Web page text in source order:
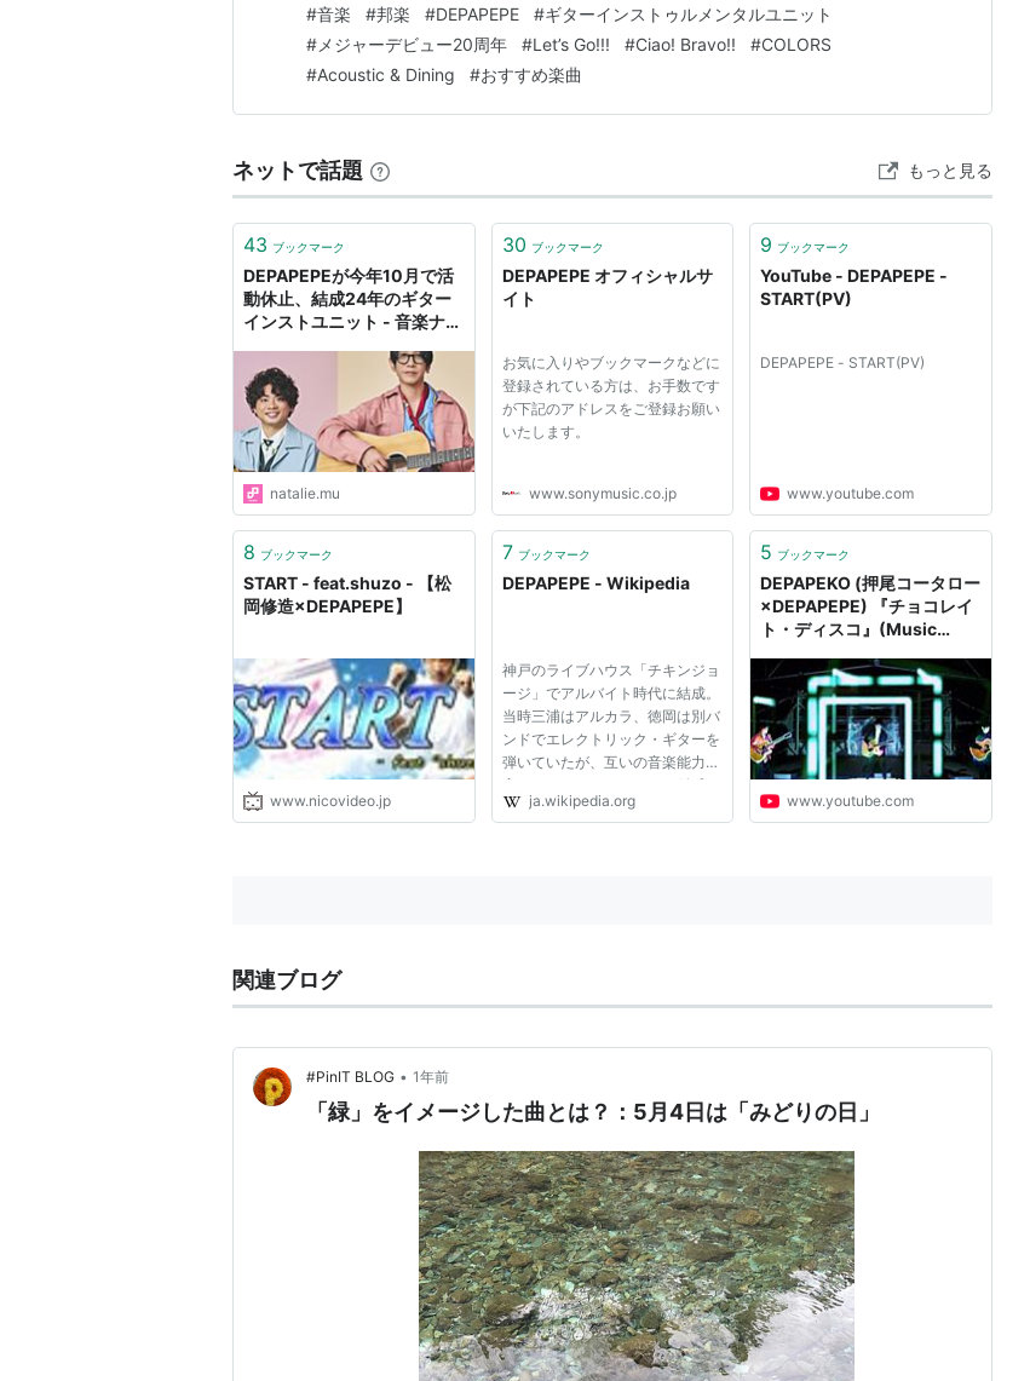
#音楽 #邦楽 #DEPAPEPE #ギターインストゥルメンタルユニット
# メジャーデビュー20周年 #Let’s Go!!! #Ciao! Bravo!! #COLORS
#Acoustic & Dining #おすすめ楽曲
ネットで話題 もっと見る
43 ブックマーク
DEPAPEPEが今年10月で活
動休止、結成24年のギター
インストユニット - 音楽ナタ
natalie.mu
30 ブックマーク
DEPAPEPE オフィシャルサ
イト
お気に入りやブックマークなどに
登録されている方は、お手数です
が下記のアドレスをご登録お願い
いたします。
www.sonymusic.co.jp
9 ブックマーク
YouTube - DEPAPEPE -
START(PV)
DEPAPEPE - START(PV)
www.youtube.com
8 ブックマーク
START - feat.shuzo - 【松
岡修造×DEPAPEPE】
www.nicovideo.jp
7 ブックマーク
DEPAPEPE - Wikipedia
神戸のライブハウス「チキンジョ
ージ」でアルバイト時代に結成。
当時三浦はアルカラ、徳岡は別バ
ンドでエレクトリック・ギターを
弾いていたが、互いの音楽能力を
高めるためにDEPAPEPEが結成さ
れた。当日のDEPAPEPEの活動は
ja.wikipedia.org
5 ブックマーク
DEPAPEKO (押尾コータロー
×DEPAPEPE) 『チョコレイ
ト・ディスコ』(Music
YouTube
www.youtube.com
関連ブログ
#PinIT BLOG • 1年前
「緑」をイメージした曲とは？：5月4日は「みどりの日」